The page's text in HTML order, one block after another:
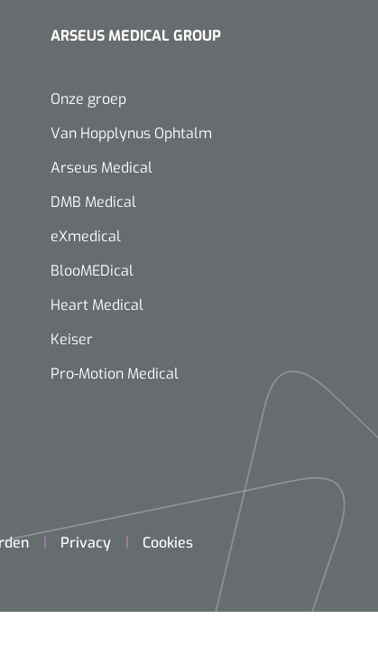
ARSEUS MEDICAL GROUP
Onze groep
Van Hopplynus Ophtalm
Arseus Medical
DMB Medical
eXmedical
BlooMEDical
Heart Medical
Keiser
Pro-Motion Medical
Privacy Cookies